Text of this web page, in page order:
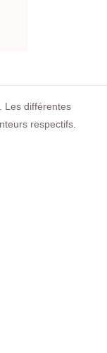
Les différentes
respectifs.